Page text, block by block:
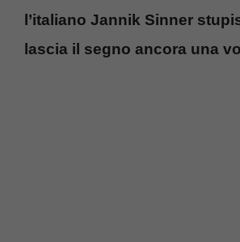
l’italiano Jannik Sinner
lascia il segno ancora una